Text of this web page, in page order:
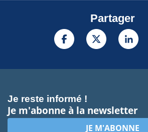
Partager
Je reste informé !
Je m'abonne à la newsletter
JE M'ABONNE